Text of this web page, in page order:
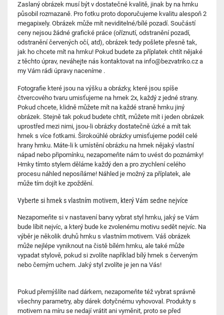
Zaslaný obrázek musí být v dostatečné kvalitě, jinak by na hrnku
působil rozmazaně. Pro fotku proto doporučujeme kvalitu alespoň 2
megapixely. Obrázek může mít neviditelné/bílé pozadí. Součástí
ceny nejsou žádné grafické práce (oříznutí, odstranění pozadí,
odstranění červených očí, atd), obrázek tedy pošlete přesně tak,
jak ho chcete mít na hrnku! Pokud budete za příplatek chtít nějaké
z těchto úprav, neváhejte nás kontaktovat na info@bezvatriko.cz a
my Vám rádi úpravy naceníme .
Fotografie které jsou na výšku a obrázky, které jsou spíše
čtvercového tvaru umisťujeme na hrnek 2x, každý z jedné strany.
Pokud chcete, klidně můžete mít na každé straně hrnku jiný
obrázek. Stejně tak pokud budete chtít, můžete mít i jeden obrázek
uprostřed mezi nimi, jsou-li obrázky dostatečně úzké a mít tak
hrnek s více fotkami. Širokoúhlé obrázky umisťujeme podél celé
hrany hrnku. Máte-li k umístění obrázku na hrnek nějaký vlastní
nápad nebo připomínku, nezapomeňte nám to uvést do poznámky!
Hrnky tímto stylem děláme každý den a pro zrychlení celého
procesu náhled neposíláme! Náhled je možný za příplatek, ale
může tím dojít ke zpoždění.
Vyberte si hrnek s vlastním motivem, který Vám sedne nejvíce
Nezapomeňte si v nastavení barvy vybrat styl hrnku, jaký se Vám
bude líbit nejvíc, a který bude ke zvolenému motivu sedět nejvíc. Na
výběr je několik druhů hrnku s vlastním motivem. Váš obrázek
může nejlépe vyniknout na čistě bílém hrnku, ale také může
vypadat stylově, pokud si zvolíte například bílý hrnek s červeným
nebo černým uchem. Jaký styl zvolíte je jen na Vás!
Pokud přemýšlíte nad dárkem, nezapomeňte též vybrat správně
všechny parametry, aby dárek dotyčnému vyhovoval. Produkty s
motivem na míru se nedají vrátit ani vyměnit, proto se před